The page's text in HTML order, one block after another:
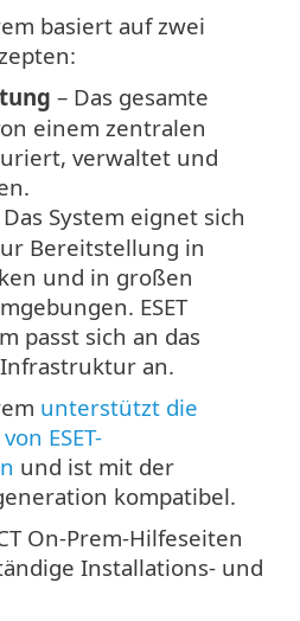
basiert auf zwei
– Das gesamte
einem zentralen
verwaltet und
Das System eignet sich
Bereitstellung in
und in großen
ESET
passt sich an das
an.
unterstützt die
ESET-
und ist mit der
kompatibel.
On-Prem-Hilfeseiten
Installations- und